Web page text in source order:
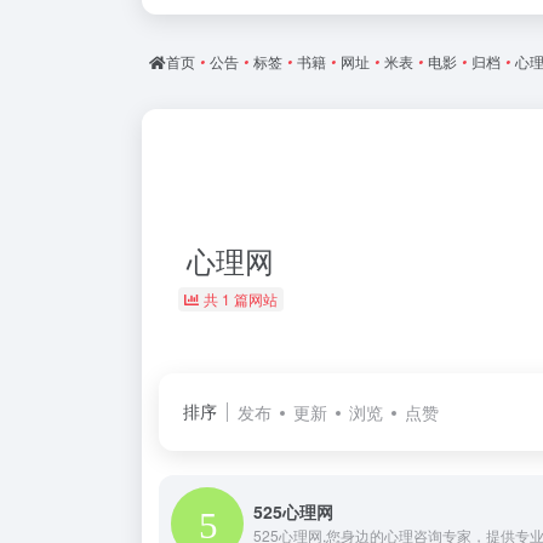
首页 • 公告 • 标签 • 书籍 • 网址 • 米表 • 电影 • 归档 • 心理
心理网
共 1 篇网站
排序 发布 更新 浏览 点赞
525心理网